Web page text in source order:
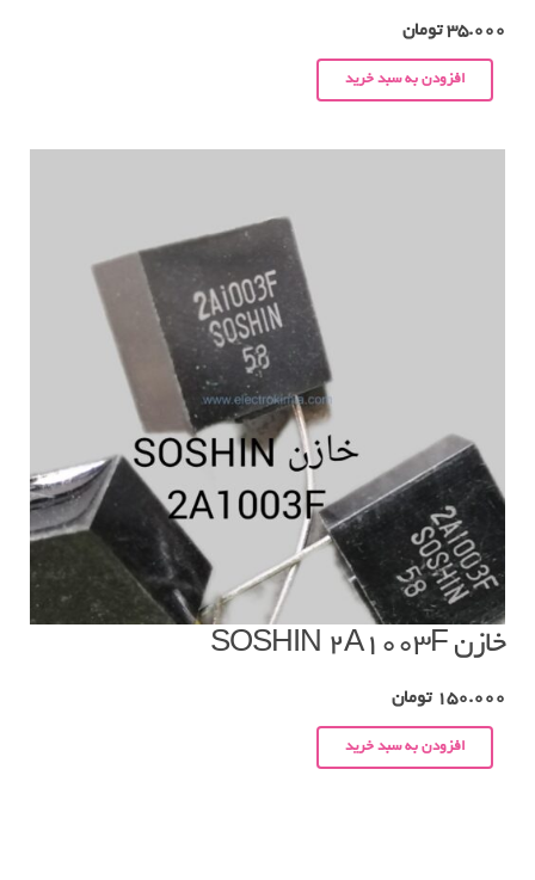
35.000 تومان
افزودن به سبد خرید
خازن SOSHIN 2A1003F
150.000 تومان
افزودن به سبد خرید